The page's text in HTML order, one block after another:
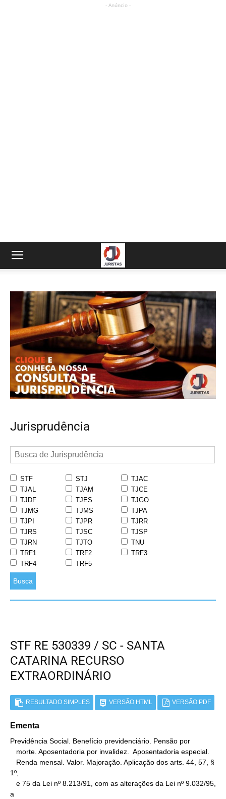
- Anúncio -
Jurisprudência
STF STJ
TJAC
TJAL
TJAM
TJCE
TJDF
TJES
TJGO
TJMG
TJMS
TJPA
TJPI
TJPR
TJRR
TJRS
TJSC
TJSP
TJRN
TJTO
TNU
TRF1
TRF2
TRF3
TRF4
TRF5
Busca
STF RE 530339 / SC - SANTA
CATARINA RECURSO
EXTRAORDINÁRIO
RESULTADO SIMPLES VERSÃO HTML VERSÃO PDF
Ementa
Previdência Social. Benefício previdenciário. Pensão por
1º,
a